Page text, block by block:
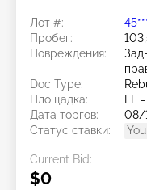
Лот #:
Пробег:
Повреждения:
Doc Type:
Площадка:
FL
Дата торгов:
08/
Статус ставки:
Current Bid:
$0